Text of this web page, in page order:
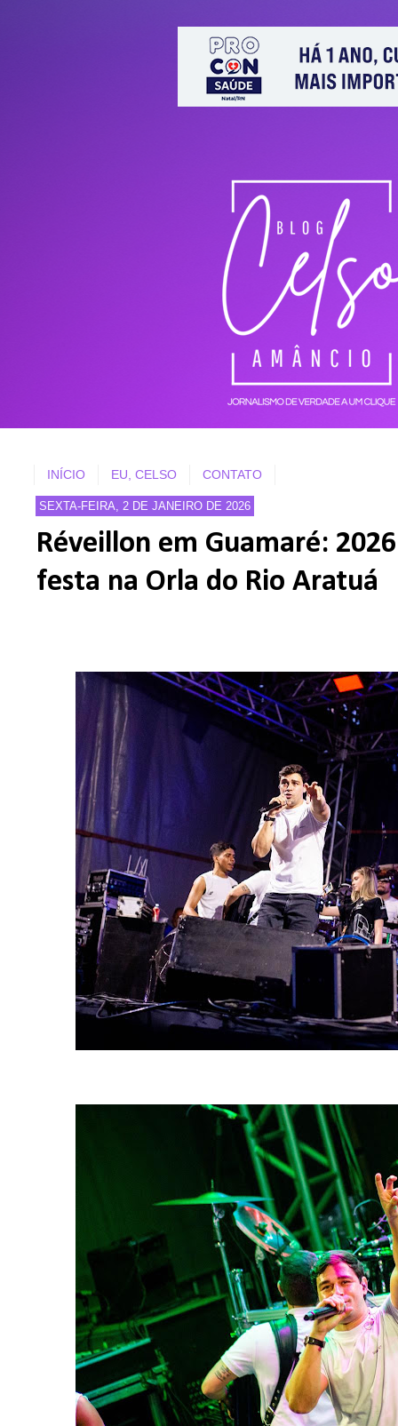
INÍCIO EU, CELSO CONTATO
SEXTA-FEIRA, 2 DE JANEIRO DE 2026
Réveillon em Guamaré:
festa na Orla do Rio Aratuá